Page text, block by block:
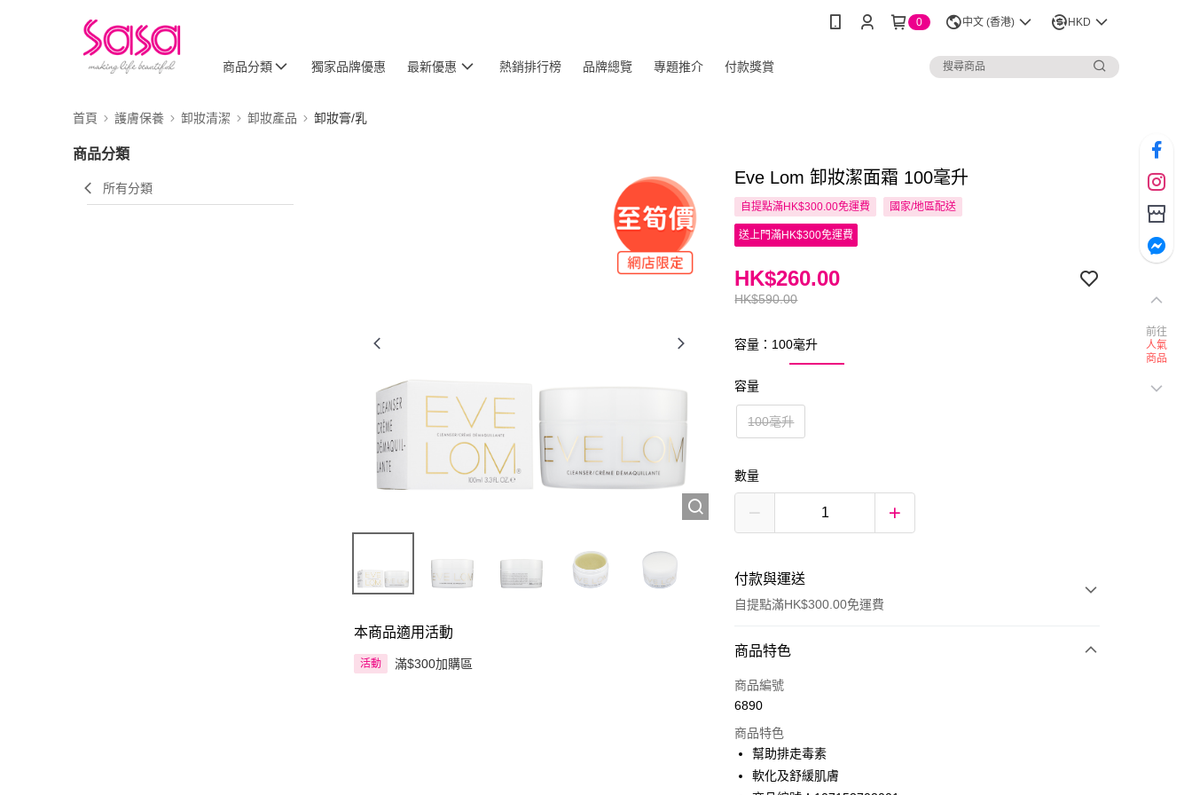
0 中文 (香港) HKD
商品分類 獨家品牌優惠 最新優惠 熱銷排行榜 品牌總覽 專題推介 付款獎賞
首頁 護膚保養 卸妝清潔 卸妝產品 卸妝膏/乳
商品分類
所有分類
本商品適用活動
活動 滿$300加購區
Eve Lom 卸妝潔面霜 100毫升
自提點滿HK$300.00免運費 國家/地區配送
送上門滿HK$300免運費
HK$590.00
HK$260.00
容量：100毫升
容量
100毫升
數量
付款與運送
自提點滿HK$300.00免運費
付款方式
信用卡
AlipayHK
PayMe
商品特色
商品編號
6890
商品特色
幫助排走毒素
軟化及舒緩肌膚
前往
人氣
商品